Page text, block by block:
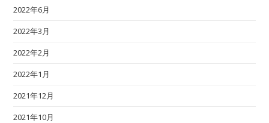
2022年6月
2022年3月
2022年2月
2022年1月
2021年12月
2021年10月